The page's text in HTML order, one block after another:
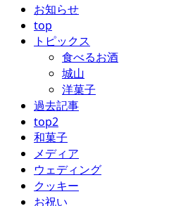
お知らせ
top
トピックス
食べるお酒
城山
洋菓子
過去記事
top2
和菓子
メディア
ウェディング
クッキー
お祝い